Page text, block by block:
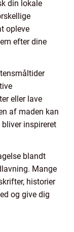
din lokale
opleve
efter dine
eller lave
af maden kan
inspireret
blandt
Mange
historier
og give dig